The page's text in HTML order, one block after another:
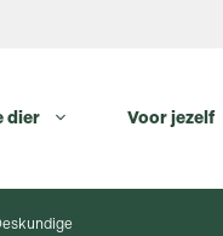
dier Voor jezelf